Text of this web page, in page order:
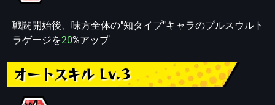
戦闘開始後、味方全体の"知タイプ"キャラのプルスウルト
ラゲージを20%アップ
オートスキル Lv.3